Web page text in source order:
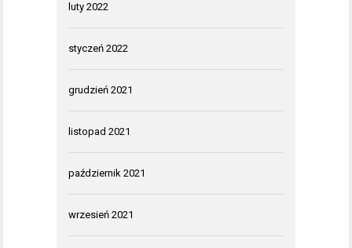
luty 2022
styczeń 2022
grudzień 2021
listopad 2021
październik 2021
wrzesień 2021